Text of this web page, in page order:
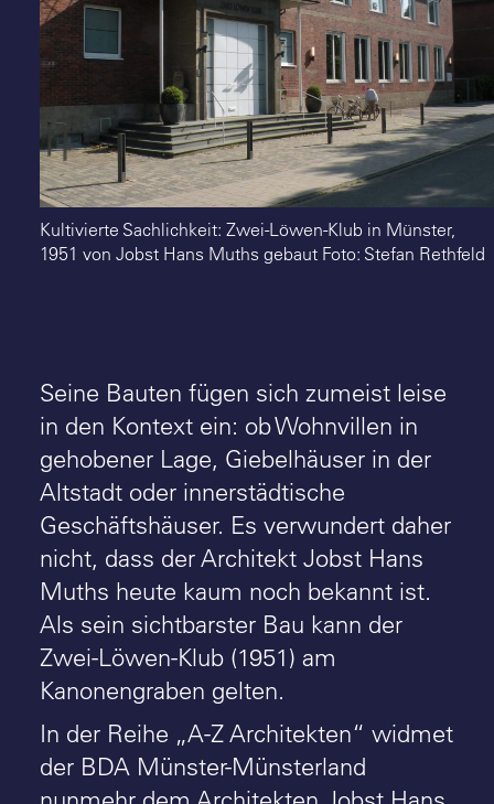
Kultivierte Sachlichkeit: Zwei-Löwen-Klub in Münster,
1951 von Jobst Hans Muths gebaut Foto: Stefan Rethfeld
Seine Bauten fügen sich zumeist leise
in den Kontext ein: ob Wohnvillen in
gehobener Lage, Giebelhäuser in der
Altstadt oder innerstädtische
Geschäftshäuser. Es verwundert daher
nicht, dass der Architekt Jobst Hans
Muths heute kaum noch bekannt ist.
Als sein sichtbarster Bau kann der
Zwei-Löwen-Klub (1951) am
Kanonengraben gelten.
In der Reihe „A-Z Architekten“ widmet
der BDA Münster-Münsterland